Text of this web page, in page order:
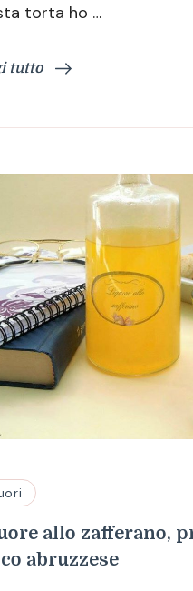
torta ho …
tutto
allo zafferano,
abruzzese